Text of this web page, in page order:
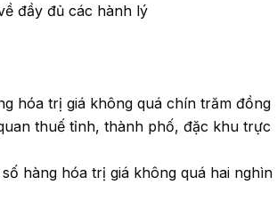
đầy đủ các hành lý
hóa trị giá không quá chín trăm đồng
thuế tỉnh, thành phố, đặc khu trực
hàng hóa trị giá không quá hai nghìn